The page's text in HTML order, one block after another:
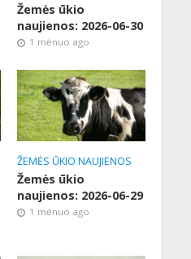
Žemės ūkio
naujienos: 2026-06-30
1 mėnuo ago
ŽEMĖS ŪKIO NAUJIENOS
Žemės ūkio
naujienos: 2026-06-29
1 mėnuo ago